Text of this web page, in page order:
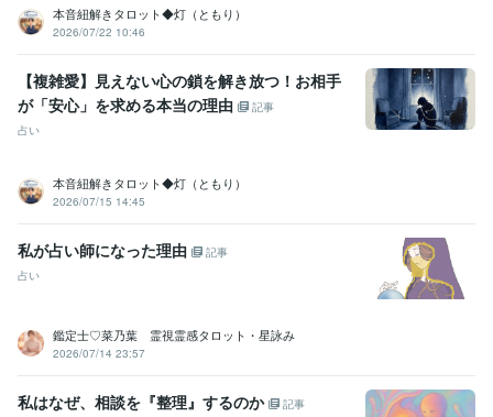
本音紐解きタロット◆灯（ともり）
2026/07/22 10:46
【複雑愛】見えない心の鎖を解き放つ！お相手
が「安心」を求める本当の理由
記事
占い
本音紐解きタロット◆灯（ともり）
2026/07/15 14:45
私が占い師になった理由
記事
占い
鑑定士♡菜乃葉 霊視霊感タロット・星詠み
2026/07/14 23:57
私はなぜ、相談を『整理』するのか
記事